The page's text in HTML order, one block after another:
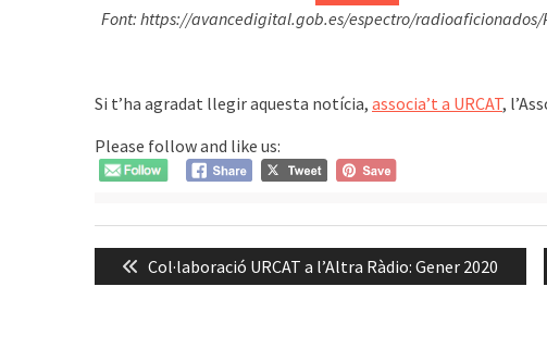
Font: https://avancedigital.gob.es/espectro/
Si t’ha agradat llegir aquesta notícia, associa’t a URCAT,
Please follow and like us:
Navegació
d'entrades
Previous
post:
Col·laboració URCAT a l’Altra Ràdio: Gener 2020